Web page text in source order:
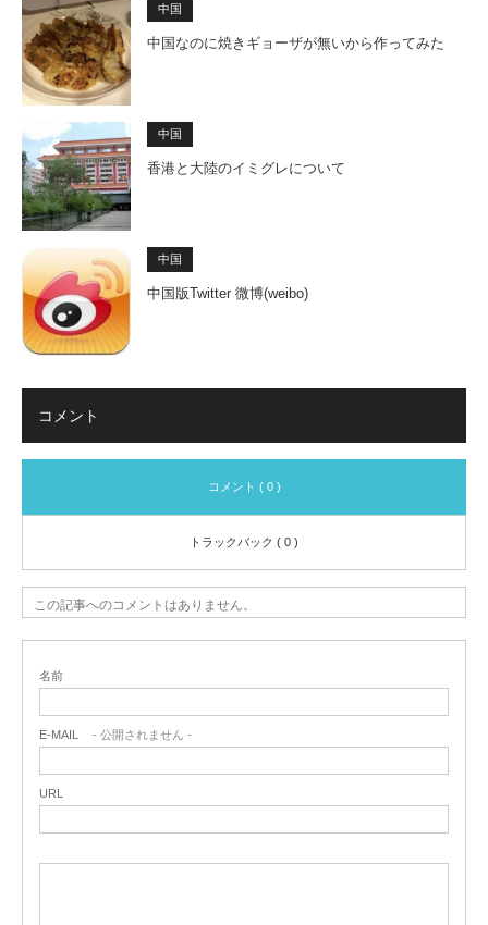
中国
中国なのに焼きギョーザが無いから作ってみた
中国
香港と大陸のイミグレについて
中国
中国版Twitter 微博(weibo)
コメント
コメント ( 0 )
トラックバック ( 0 )
この記事へのコメントはありません。
名前
E-MAIL - 公開されません -
URL